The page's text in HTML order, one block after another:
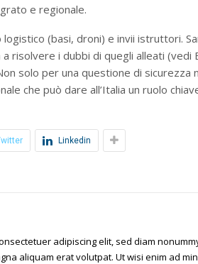
e regionale.
(basi, droni) e invii istruttori.
risolvere i dubbi di quegli alleati (vedi
solo per una questione di sicurezza
che può dare all’Italia un ruolo
Linkedin
adipiscing elit, sed diam
aliquam erat volutpat. Ut wisi enim ad